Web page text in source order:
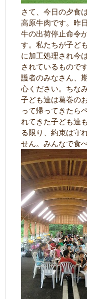
さて、今日の夕食
高原牛肉です。昨
牛の出荷停止命令
す。私たちが子ど
に加工処理され今
されているもので
護者のみなさん、
心ください。ちな
子ども達は葛巻の
って帰ってきたら
れてきた子ども達
る限り、約束は守
せん。みんなで食